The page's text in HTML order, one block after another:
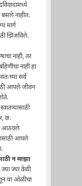
बसले नाहीत.
मार्ग
झिजविले.
नाही, तर
नाही हा
सर्व
आपले जीवन
छ.
आठवले
आपले
न माझा
ज्या ज्या वेळी
या ओळीचा